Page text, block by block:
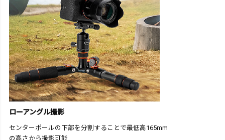
ローアングル撮影
センターポールの下部を分割することで最低高165mm
の高さから撮影可能